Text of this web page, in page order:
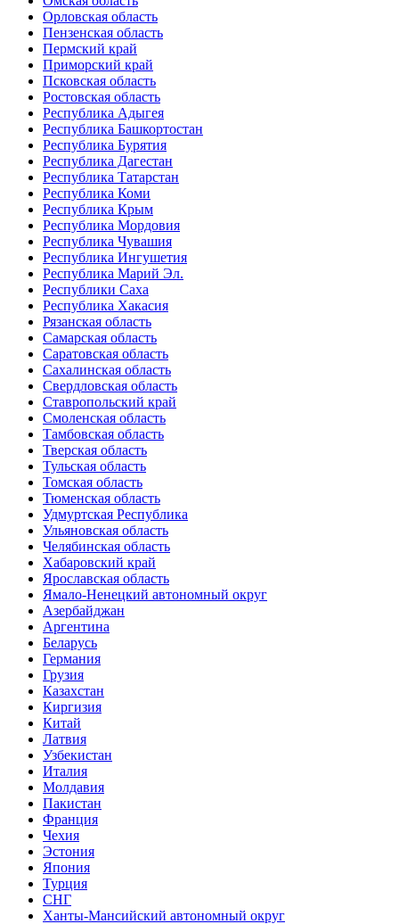
Орловская область
Пензенская область
Пермский край
Приморский край
Псковская область
Ростовская область
Республика Адыгея
Республика Башкортостан
Республика Бурятия
Республика Дагестан
Республика Татарстан
Республика Коми
Республика Крым
Республика Мордовия
Республика Чувашия
Республика Ингушетия
Республика Марий Эл.
Республики Саха
Республика Хакасия
Рязанская область
Самарская область
Саратовская область
Сахалинская область
Свердловская область
Ставропольский край
Смоленская область
Тамбовская область
Тверская область
Тульская область
Томская область
Тюменская область
Удмуртская Республика
Ульяновская область
Челябинская область
Хабаровский край
Ярославская область
Ямало-Ненецкий автономный округ
Азербайджан
Аргентина
Беларусь
Германия
Грузия
Казахстан
Киргизия
Китай
Латвия
Узбекистан
Италия
Молдавия
Пакистан
Франция
Чехия
Эстония
Япония
Турция
СНГ
Ханты-Мансийский автономный округ